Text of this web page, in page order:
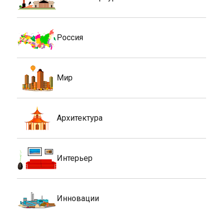
Россия
Мир
Архитектура
Интерьер
Инновации